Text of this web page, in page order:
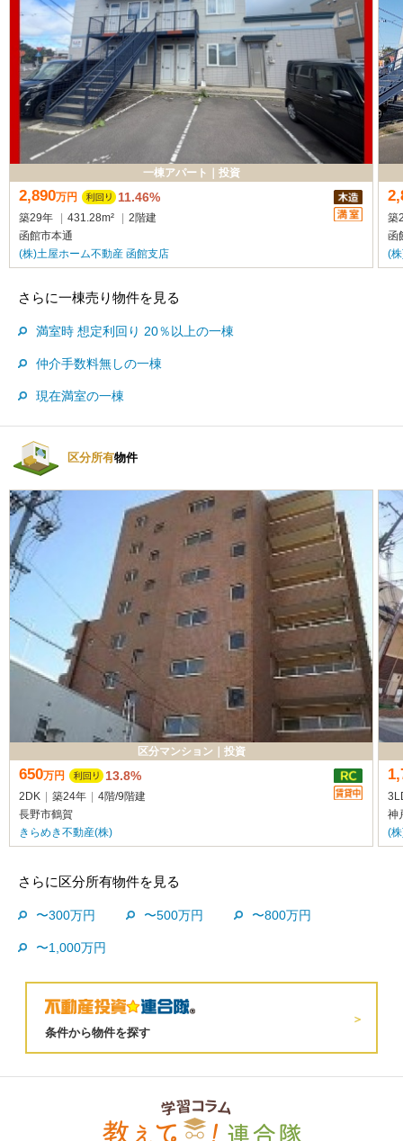
さらに一棟売り物件を見る
満室時 想定利回り 20％以上の一棟
仲介手数料無しの一棟
現在満室の一棟
一棟アパート 投資
2,890万円 11.46%
築29年 431.28m²
2階建
函館市本通
(株)土屋ホーム不動産 函館支店
築
函
(
区分所有物件
さらに区分所有物件を見る
〜300万円 〜500万円 〜800万円
〜1,000万円
区分マンション｜ 投資
650万円 13.8%
2DK 築24年 4階/9階建
長野市鶴賀
きらめき不動産(株)
神
(
条件から物件を探す